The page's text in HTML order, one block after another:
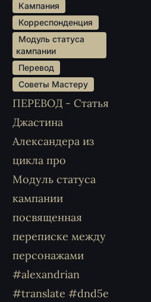
Кампания
Корреспонденция
кампании
Перевод
Советы Мастеру
ПЕРЕВОД - Статья
Джастина
Александера из
цикла про
Модуль статуса
кампании
посвященная
переписке между
персонажами
#alexandrian
#translate #dnd5e